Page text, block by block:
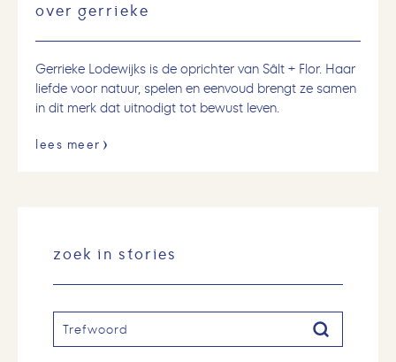
over gerrieke
Gerrieke Lodewijks is de oprichter van Sâlt + Flor. Haar
liefde voor natuur, spelen en eenvoud brengt ze samen
in dit merk dat uitnodigt tot bewust leven.
lees meer
zoek in stories
Zoeken